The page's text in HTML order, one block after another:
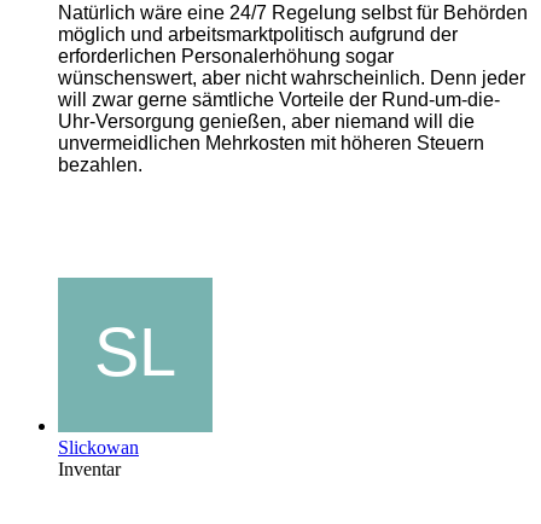
Natürlich wäre eine 24/7 Regelung selbst für Behörden
möglich und arbeitsmarktpolitisch aufgrund der
erforderlichen Personalerhöhung sogar
wünschenswert, aber nicht wahrscheinlich. Denn jeder
will zwar gerne sämtliche Vorteile der Rund-um-die-
Uhr-Versorgung genießen, aber niemand will die
unvermeidlichen Mehrkosten mit höheren Steuern
bezahlen.
Slickowan
Inventar